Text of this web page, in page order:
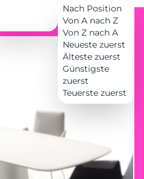
Nach Position
Von A nach Z
Von Z nach A
Neueste zuerst
Älteste zuerst
Günstigste
zuerst
Teuerste zuerst